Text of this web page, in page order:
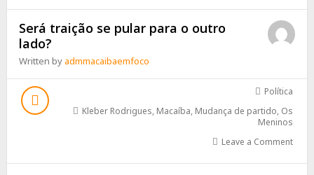
Será traição se pular para o outro
lado?
Written by admmacaibaemfoco
Política
Kleber Rodrigues, Macaíba, Mudança de partido, Os
Meninos
Leave a Comment